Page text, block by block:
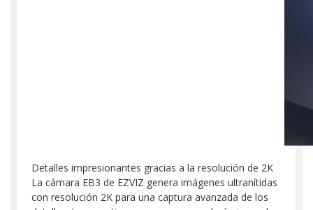
Detalles impresionantes gracias a la resolución de 2K
La cámara EB3 de EZVIZ genera imágenes ultranítidas
con resolución 2K para una captura avanzada de los